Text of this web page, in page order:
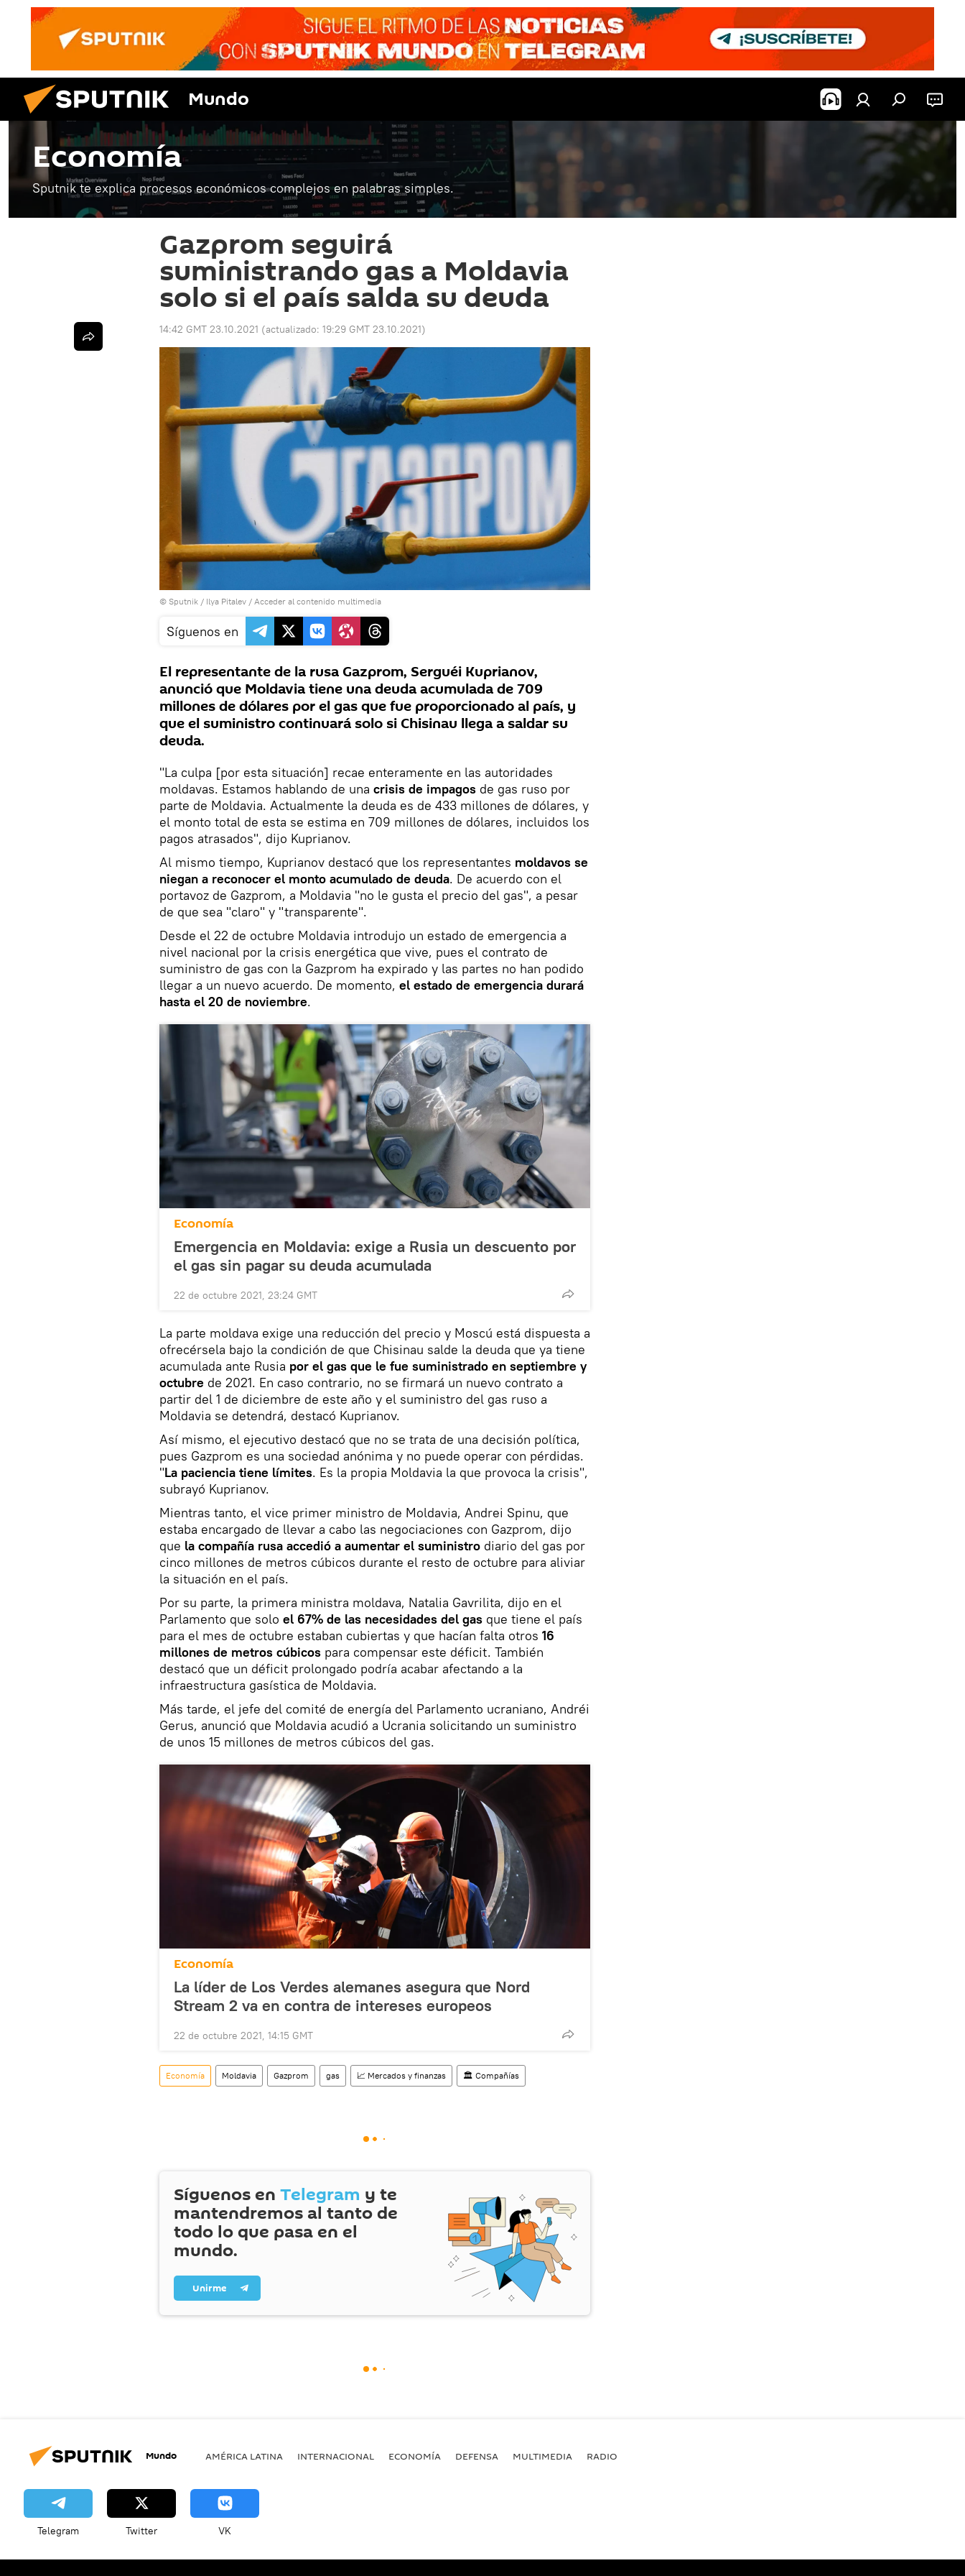
Mundo
Economía
Sputnik te explica procesos económicos complejos en palabras simples.
Gazprom seguirá
suministrando gas a Moldavia
solo si el país salda su deuda
14:42 GMT 23.10.2021 (actualizado: 19:29 GMT 23.10.2021)
© Sputnik / Ilya Pitalev / Acceder al contenido multimedia
Síguenos en
El representante de la rusa Gazprom, Serguéi Kuprianov,
anunció que Moldavia tiene una deuda acumulada de 709
millones de dólares por el gas que fue proporcionado al país, y
que el suministro continuará solo si Chisinau llega a saldar su
deuda.
"La culpa [por esta situación] recae enteramente en las autoridades
moldavas. Estamos hablando de una crisis de impagos de gas ruso por
parte de Moldavia. Actualmente la deuda es de 433 millones de dólares, y
el monto total de esta se estima en 709 millones de dólares, incluidos los
pagos atrasados", dijo Kuprianov.
Al mismo tiempo, Kuprianov destacó que los representantes moldavos se
niegan a reconocer el monto acumulado de deuda. De acuerdo con el
portavoz de Gazprom, a Moldavia "no le gusta el precio del gas", a pesar
de que sea "claro" y "transparente".
Desde el 22 de octubre Moldavia introdujo un estado de emergencia a
nivel nacional por la crisis energética que vive, pues el contrato de
suministro de gas con la Gazprom ha expirado y las partes no han podido
llegar a un nuevo acuerdo. De momento, el estado de emergencia durará
hasta el 20 de noviembre.
Economía
Emergencia en Moldavia: exige a Rusia un descuento por
el gas sin pagar su deuda acumulada
22 de octubre 2021, 23:24 GMT
La parte moldava exige una reducción del precio y Moscú está dispuesta a
ofrecérsela bajo la condición de que Chisinau salde la deuda que ya tiene
acumulada ante Rusia por el gas que le fue suministrado en septiembre y
octubre de 2021. En caso contrario, no se firmará un nuevo contrato a
partir del 1 de diciembre de este año y el suministro del gas ruso a
Moldavia se detendrá, destacó Kuprianov.
Así mismo, el ejecutivo destacó que no se trata de una decisión política,
pues Gazprom es una sociedad anónima y no puede operar con pérdidas.
"La paciencia tiene límites. Es la propia Moldavia la que provoca la crisis",
subrayó Kuprianov.
Mientras tanto, el vice primer ministro de Moldavia, Andrei Spinu, que
estaba encargado de llevar a cabo las negociaciones con Gazprom, dijo
que la compañía rusa accedió a aumentar el suministro diario del gas por
cinco millones de metros cúbicos durante el resto de octubre para aliviar
la situación en el país.
Por su parte, la primera ministra moldava, Natalia Gavrilita, dijo en el
Parlamento que solo el 67% de las necesidades del gas que tiene el país
para el mes de octubre estaban cubiertas y que hacían falta otros 16
millones de metros cúbicos para compensar este déficit. También
destacó que un déficit prolongado podría acabar afectando a la
infraestructura gasística de Moldavia.
Más tarde, el jefe del comité de energía del Parlamento ucraniano, Andréi
Gerus, anunció que Moldavia acudió a Ucrania solicitando un suministro
de unos 15 millones de metros cúbicos del gas.
Economía
La líder de Los Verdes alemanes asegura que Nord
Stream 2 va en contra de intereses europeos
22 de octubre 2021, 14:15 GMT
Economía Moldavia Gazprom gas 📈 Mercados y finanzas 🏛️ Compañías
Síguenos en Telegram y te
mantendremos al tanto de
todo lo que pasa en el
mundo.
Unirme
Mundo AMÉRICA LATINA INTERNACIONAL ECONOMÍA DEFENSA MULTIMEDIA RADIO
Telegram Twitter VK